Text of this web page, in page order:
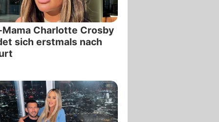
Mama Charlotte Crosby
sich erstmals nach